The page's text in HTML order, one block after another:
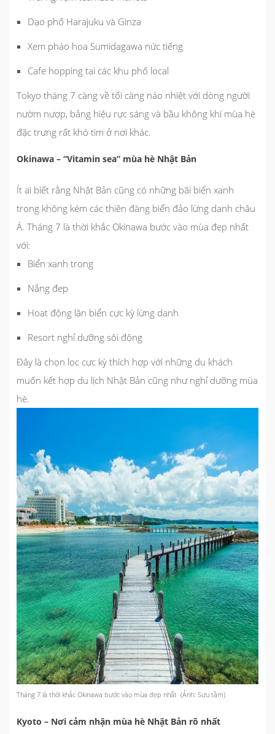
Dạo phố Harajuku và Ginza
Xem pháo hoa Sumidagawa nức tiếng
Cafe hopping tại các khu phố local
Tokyo tháng 7 càng về tối càng náo nhiệt với dòng người
nườm nượp, bảng hiệu rực sáng và bầu không khí mùa hè
đặc trưng rất khó tìm ở nơi khác.
Okinawa – “Vitamin sea” mùa hè Nhật Bản
Ít ai biết rằng Nhật Bản cũng có những bãi biển xanh
trong không kém các thiên đàng biển đảo lừng danh châu
Á. Tháng 7 là thời khắc Okinawa bước vào mùa đẹp nhất
với:
Biển xanh trong
Nắng đẹp
Hoạt động lặn biển cực kỳ lừng danh
Resort nghỉ dưỡng sôi động
Đây là chọn lọc cực kỳ thích hợp với những du khách
muốn kết hợp du lịch Nhật Bản cũng như nghỉ dưỡng mùa
hè.
Tháng 7 là thời khắc Okinawa bước vào mùa đẹp nhất (Ảnh: Sưu tầm)
Kyoto – Nơi cảm nhận mùa hè Nhật Bản rõ nhất